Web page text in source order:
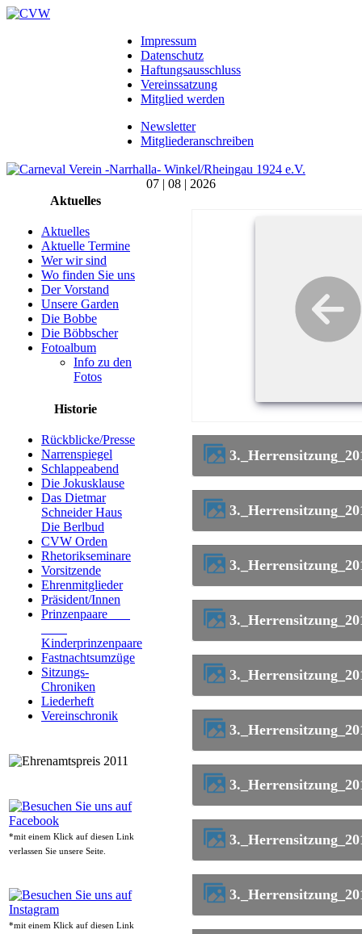
Impressum
Datenschutz
Haftungsausschluss
Vereinssatzung
Mitglied werden
Newsletter
Mitgliederanschreiben
07 | 08 | 2026
Aktuelles
Aktuelles
Aktuelle Termine
Wer wir sind
Wo finden Sie uns
Der Vorstand
Unsere Garden
Die Bobbe
Die Böbbscher
Fotoalbum
Info zu den
Fotos
Historie
Rückblicke/Presse
Narrenspiegel
Schlappeabend
Die Jokusklause
Das Dietmar
Schneider Haus
Die Berlbud
CVW Orden
Rhetorikseminare
Vorsitzende
Ehrenmitglieder
Präsident/Innen
Prinzenpaare
Kinderprinzenpaare
Fastnachtsumzüge
Sitzungs-
Chroniken
Liederheft
Vereinschronik
*mit einem Klick auf diesen Link
verlassen Sie unsere Seite.
*mit einem Klick auf diesen Link